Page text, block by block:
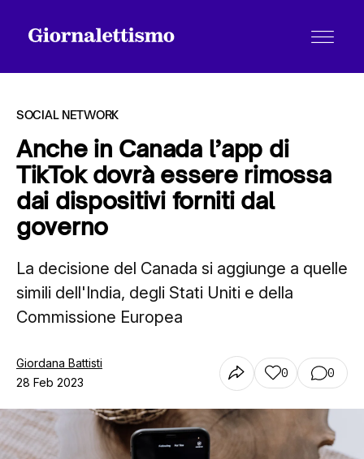
Tutti gli articoli
Chi siamo
Contatti
SOCIAL NETWORK
Anche in Canada l’app di
TikTok dovrà essere rimossa
dai dispositivi forniti dal
governo
La decisione del Canada si aggiunge a quelle
simili dell'India, degli Stati Uniti e della
Commissione Europea
Giordana Battisti
28 Feb 2023
0 0